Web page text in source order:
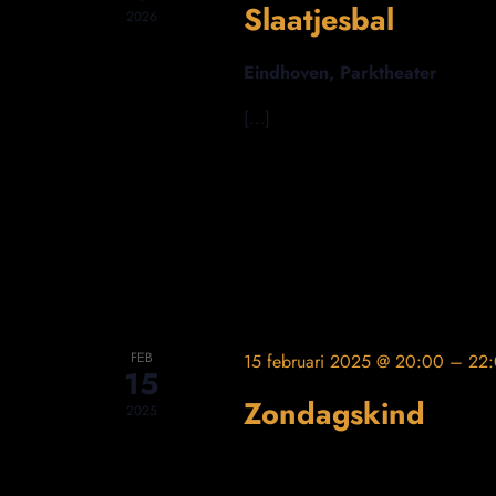
2026 Slaatjesbal
Eindhoven, Parktheater
[…]
FEB
15
2025
15 februari 2025 @ 20:00 –
Zondagskind